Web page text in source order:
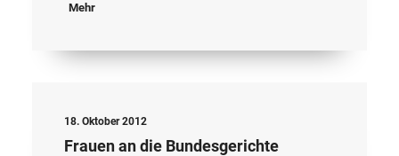
Mehr
18. Oktober 2012
Frauen an die Bundesgerichte